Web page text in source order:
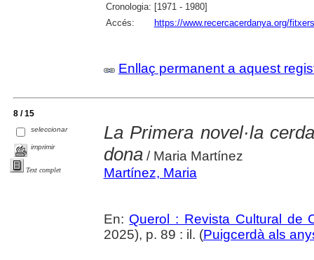
Cronologia: [1971 - 1980]
Accés:
https://www.recercacerdanya.org/
Enllaç permanent a aquest
8 / 15
seleccionar
imprimir
Text complet
La Primera novel·la
dona/ Maria Martínez
Martínez, Maria
En: Querol : Revista Cultural de
2025), p. 89 : il. (Puigcerdà als